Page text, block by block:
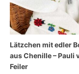
Lätzchen mit edler
aus Chenille – Pauli
Feiler